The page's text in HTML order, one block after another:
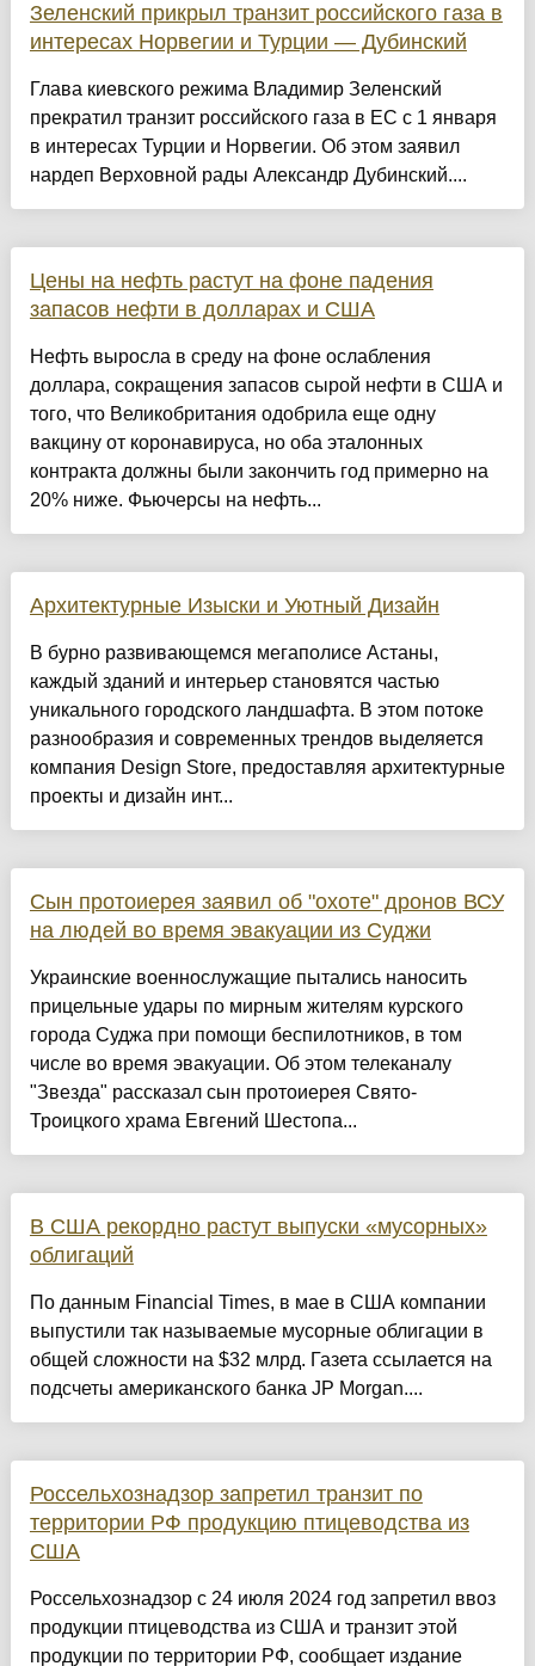
Зеленский прикрыл транзит российского газа в
интересах Норвегии и Турции — Дубинский
Глава киевского режима Владимир Зеленский
прекратил транзит российского газа в ЕС с 1 января
в интересах Турции и Норвегии. Об этом заявил
нардеп Верховной рады Александр Дубинский....
Цены на нефть растут на фоне падения
запасов нефти в долларах и США
Нефть выросла в среду на фоне ослабления
доллара, сокращения запасов сырой нефти в США и
того, что Великобритания одобрила еще одну
вакцину от коронавируса, но оба эталонных
контракта должны были закончить год примерно на
20% ниже. Фьючерсы на нефть...
Архитектурные Изыски и Уютный Дизайн
​В бурно развивающемся мегаполисе Астаны,
каждый зданий и интерьер становятся частью
уникального городского ландшафта. В этом потоке
разнообразия и современных трендов выделяется
компания Design Store, предоставляя архитектурные
проекты и дизайн инт...
Сын протоиерея заявил об "охоте" дронов ВСУ
на людей во время эвакуации из Суджи
Украинские военнослужащие пытались наносить
прицельные удары по мирным жителям курского
города Суджа при помощи беспилотников, в том
числе во время эвакуации. Об этом телеканалу
"Звезда" рассказал сын протоиерея Свято-
Троицкого храма Евгений Шестопа...
В США рекордно растут выпуски «мусорных»
облигаций
По данным Financial Times, в мае в США компании
выпустили так называемые мусорные облигации в
общей сложности на $32 млрд. Газета ссылается на
подсчеты американского банка JP Morgan....
Россельхознадзор запретил транзит по
территории РФ продукцию птицеводства из
США
Россельхознадзор с 24 июля 2024 год запретил ввоз
продукции птицеводства из США и транзит этой
продукции по территории РФ, сообщает издание